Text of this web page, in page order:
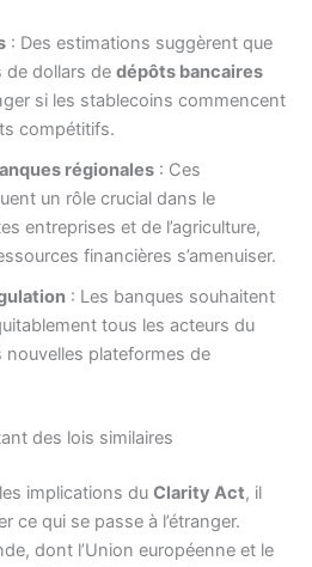
: Des estimations suggèrent que
de dollars de dépôts bancaires
si les stablecoins commencent
compétitifs.
régionales : Ces
un rôle crucial dans le
entreprises et de l’agriculture,
financières s’amenuiser.
: Les banques souhaitent
tous les acteurs du
nouvelles plateformes de
des lois similaires
implications du Clarity Act, il
ce qui se passe à l’étranger.
dont l’Union européenne et le